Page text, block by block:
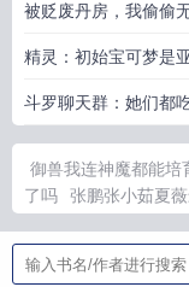
被贬废丹房，我偷偷
精灵：初始宝可梦是
斗罗聊天群：她们都
御兽我连神魔都能培
了吗
张鹏张小茹夏
人
天尊诡秘之主百
然txt
大安药物的作用